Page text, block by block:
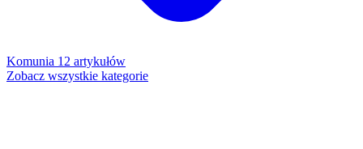
Komunia 12 artykułów
Zobacz wszystkie kategorie